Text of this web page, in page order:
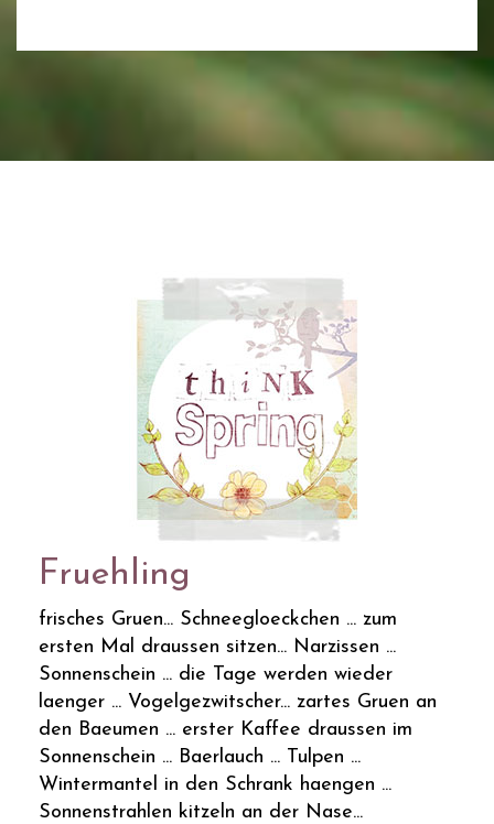
Fruehling
frisches Gruen... Schneegloeckchen ... zum
ersten Mal draussen sitzen... Narzissen ...
Sonnenschein ... die Tage werden wieder
laenger ... Vogelgezwitscher... zartes Gruen an
den Baeumen ... erster Kaffee draussen im
Sonnenschein ... Baerlauch ... Tulpen ...
Wintermantel in den Schrank haengen ...
Sonnenstrahlen kitzeln an der Nase...